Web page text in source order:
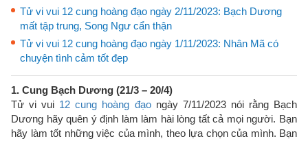
Tử vi vui 12 cung hoàng đạo ngày 2/11/2023: Bạch Dương
mất tập trung, Song Ngư cẩn thận
Tử vi vui 12 cung hoàng đạo ngày 1/11/2023: Nhân Mã có
chuyện tình cảm tốt đẹp
1. Cung Bạch Dương (21/3 – 20/4)
Tử vi vui 12 cung hoàng đạongày 7/11/2023 nói rằng Bạch
Dương hãy quên ý định làm làm hài lòng tất cả mọi người. Bạn
hãy làm tốt những việc của mình, theo lựa chọn của mình. Bạn